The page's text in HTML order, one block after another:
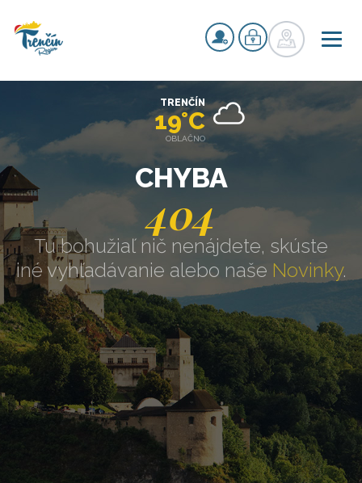
CHYBA
404
Tu bohužiaľ nič nenájdete, skúste
iné vyhľadávanie alebo naše Novinky.
TRENČÍN
19°C
OBLAČNO